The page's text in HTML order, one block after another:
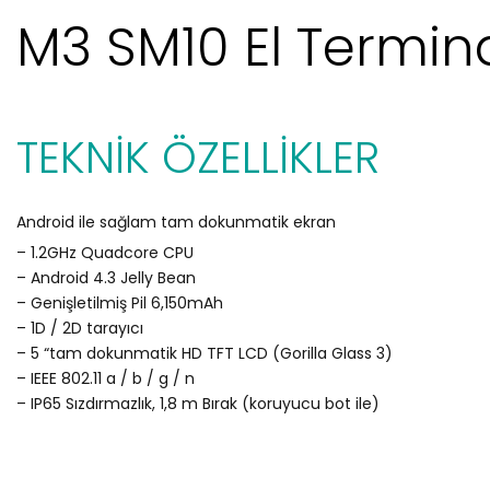
M3 SM10 El
TEKNİK ÖZELLİKLER
Android ile sağlam tam dokunmatik ekran
– 1.2GHz Quadcore CPU
– Android 4.3 Jelly Bean
– Genişletilmiş Pil 6,150mAh
– 1D / 2D tarayıcı
– 5 “tam dokunmatik HD TFT LCD (Gorilla Glass 3)
– IEEE 802.11 a / b / g / n
– IP65 Sızdırmazlık, 1,8 m Bırak (koruyucu bot ile)